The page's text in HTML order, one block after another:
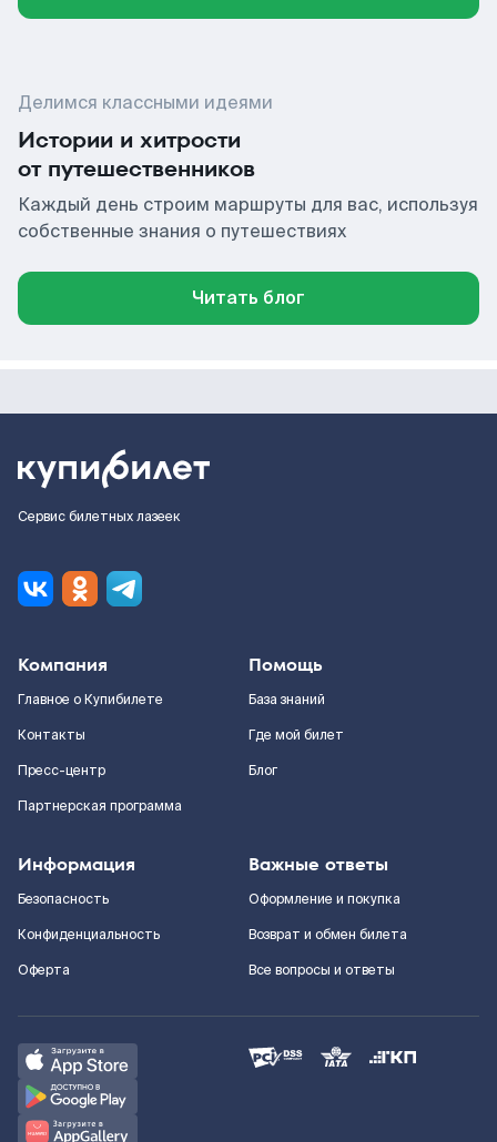
Делимся классными идеями
Истории и хитрости
от путешественников
Каждый день строим маршруты для вас, используя
собственные знания о путешествиях
Читать блог
Сервис билетных лазеек
Компания
Главное о Купибилете
Контакты
Пресс-центр
Партнерская программа
Помощь
База знаний
Где мой билет
Блог
Информация
Безопасность
Конфиденциальность
Оферта
Важные ответы
Оформление и покупка
Возврат и обмен билета
Все вопросы и ответы